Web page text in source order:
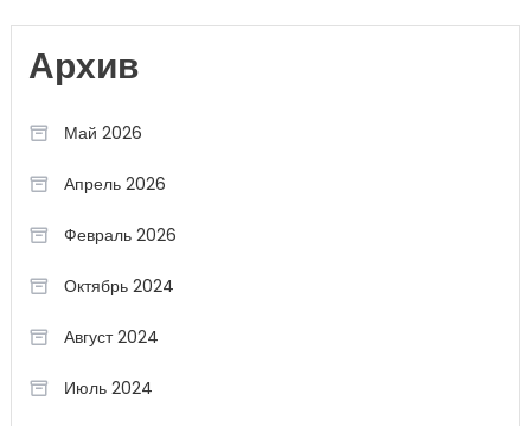
Архив
Май 2026
Апрель 2026
Февраль 2026
Октябрь 2024
Август 2024
Июль 2024